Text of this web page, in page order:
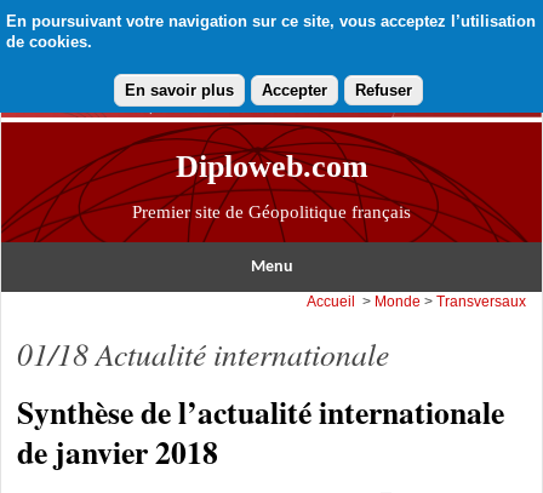
En poursuivant votre navigation sur ce site, vous acceptez l’utilisation
de cookies.
En savoir plus Accepter Refuser
Diploweb.com
Premier site de Géopolitique français
Menu
Accueil > Monde > Transversaux
01/18 Actualité internationale
Synthèse de l’actualité internationale
de janvier 2018